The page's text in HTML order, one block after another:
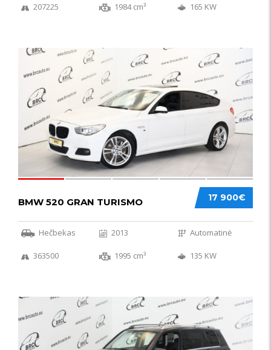
207225 1984 cm³ 165 KW
17 900€
BMW 520 GRAN TURISMO
Hečbekas 2013 Automatinė
363500 1995 cm³ 135 KW
IŠSKIRTINIS